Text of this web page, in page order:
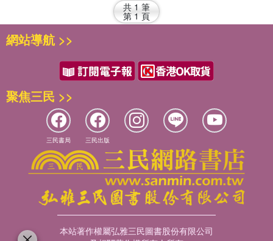
共 1 筆
第 1 頁
網站導航 >>
聚焦三民 >>
三民書局 三民出版
本站著作權屬弘雅三民圖書股份有限公司